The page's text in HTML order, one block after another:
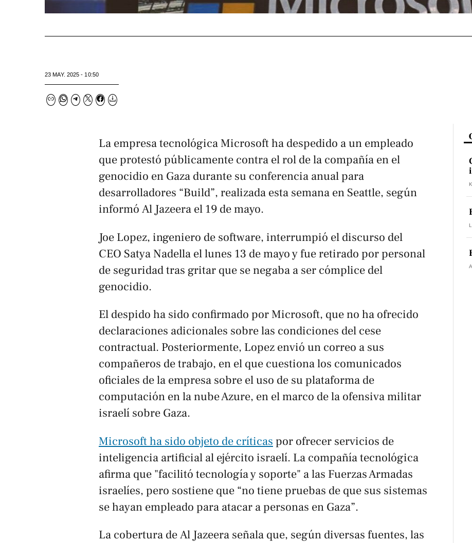
23 MAY. 2025 - 10:50
La empresa tecnológica Microsoft ha despedido a un empleado
que protestó públicamente contra el rol de la compañía en el
genocidio en Gaza durante su conferencia anual para
desarrolladores “Build”, realizada esta semana en Seattle, según
informó Al Jazeera el 19 de mayo.
Joe Lopez, ingeniero de software, interrumpió el discurso del
CEO Satya Nadella el lunes 13 de mayo y fue retirado por personal
de seguridad tras gritar que se negaba a ser cómplice del
genocidio.
El despido ha sido confirmado por Microsoft, que no ha ofrecido
declaraciones adicionales sobre las condiciones del cese
contractual. Posteriormente, Lopez envió un correo a sus
compañeros de trabajo, en el que cuestiona los comunicados
oficiales de la empresa sobre el uso de su plataforma de
computación en la nube Azure, en el marco de la ofensiva militar
israelí sobre Gaza.
Microsoft ha sido objeto de críticas por ofrecer servicios de
inteligencia artificial al ejército israelí. La compañía tecnológica
afirma que "facilitó tecnología y soporte" a las Fuerzas Armadas
israelíes, pero sostiene que “no tiene pruebas de que sus sistemas
se hayan empleado para atacar a personas en Gaza”.
La cobertura deAl Jazeera señala que, según diversas fuentes, las